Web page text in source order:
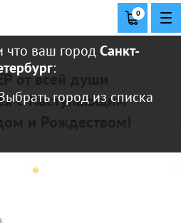
ваш городСанкт-
:
город из списка
0
от всей души
с Наступающим